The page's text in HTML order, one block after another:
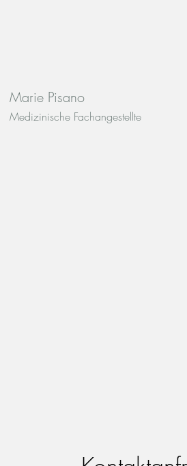
Marie Pisano
Medizinische Fachangestellte